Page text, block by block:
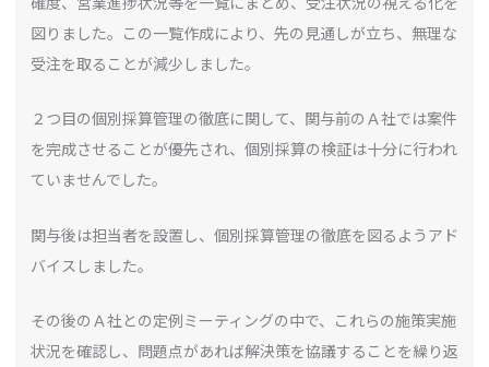
図りました。この一覧作成により、先の見通しが立ち、無理な
受注を取ることが減少しました。
２つ目の個別採算管理の徹底に関して、関与前のＡ社では案件
を完成させることが優先され、個別採算の検証は十分に行われ
ていませんでした。
関与後は担当者を設置し、個別採算管理の徹底を図るようアド
バイスしました。
その後のＡ社との定例ミーティングの中で、これらの施策実施
状況を確認し、問題点があれば解決策を協議することを繰り返